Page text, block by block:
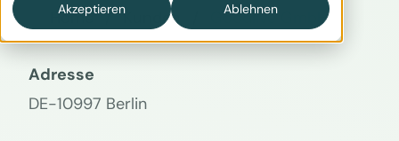
Akzeptieren Ablehnen
Home Kunden Goodlive GmbH
Adresse
DE-10997 Berlin